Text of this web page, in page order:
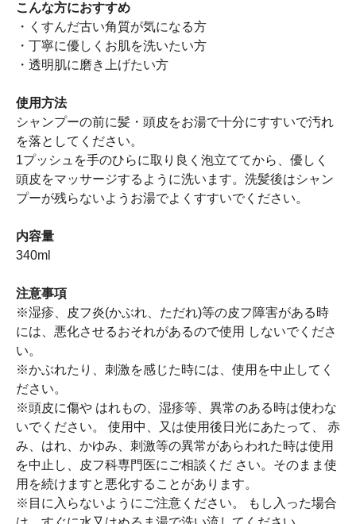
こんな方におすすめ
・くすんだ古い角質が気になる方
・丁寧に優しくお肌を洗いたい方
・透明肌に磨き上げたい方
使用方法
シャンプーの前に髪・頭皮をお湯で十分にすすいで汚れ
を落としてください。
1プッシュを手のひらに取り良く泡立ててから、優しく
頭皮をマッサージするように洗います。洗髪後はシャン
プーが残らないようお湯でよくすすいでください。
内容量
340ml
注意事項
※湿疹、皮フ炎(かぶれ、ただれ)等の皮フ障害がある時
には、悪化させるおそれがあるので使用 しないでくださ
い。
※かぶれたり、刺激を感じた時には、使用を中止してく
ださい。
※頭皮に傷や はれもの、湿疹等、異常のある時は使わな
いでください。 使用中、又は使用後日光にあたって、 赤
み、はれ、かゆみ、刺激等の異常があらわれた時は使用
を中止し、皮フ科専門医にご相談くだ さい。そのまま使
用を続けますと悪化することがあります。
※目に入らないようにご注意ください。 もし入った場合